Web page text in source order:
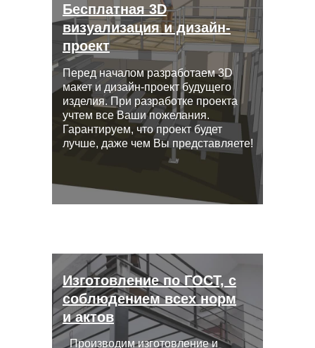
Перед началом разработаем 3D
макет и дизайн-проект будущего
изделия. При разработке проекта
учтем все Ваши пожелания.
Гарантируем, что проект будет
лучше, даже чем Вы представляете!
Бесплатная 3D
визуализация и дизайн-
проект
Производим изготовление и
Изготовление по ГОСТ, с
соблюдением всех норм
и актов